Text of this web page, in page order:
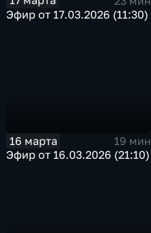
Эфир от 17.03.2026 (11:30)
16 марта
19 мин
Эфир от 16.03.2026 (21:10)